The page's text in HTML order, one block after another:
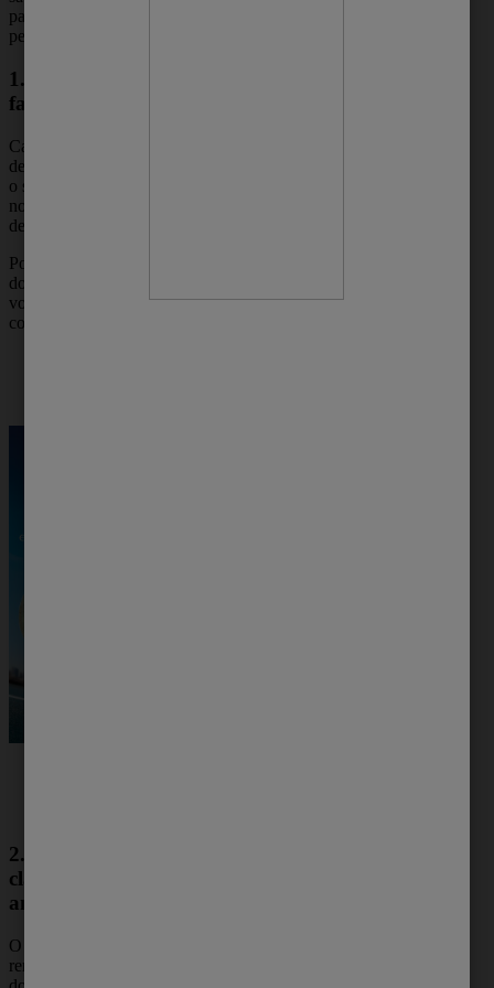
passo a passo para escolher o produto
perfeito para você:
1. Se atente as indicações do
fabricante
Cada produto pode ter instruções específicas
de uso e aplicação, e isso não é diferente para
o sabonete de limpeza profunda. Afinal, é
normal encontrarmos nos rótulos informações
de indicações e contraindicações, certo?
Por isso, leia atentamente as recomendações
do fabricante na embalagem. Fazendo isso,
você também descobre como fazer o uso
correto do produto.
2. Priorize sabonetes que se
classificam como antissépticos e
antibacterianos
O sabonete antibacteriano é capaz de
remover melhor as bactérias que causam